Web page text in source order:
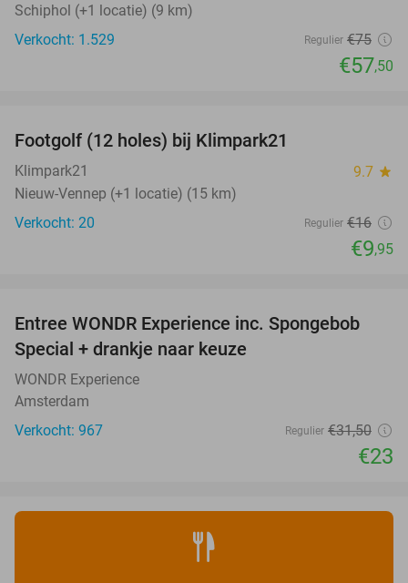
Schiphol (+1 locatie) (9 km)
Verkocht: 1.529
Regulier €75
€57,50
NEW
TODAY
Footgolf (12 holes) bij Klimpark21
Klimpark21 9.7 star
Nieuw-Vennep (+1 locatie) (15 km)
Verkocht: 20
Regulier €16
€9,95
27%
Entree WONDR Experience inc. Spongebob
Special + drankje naar keuze
WONDR Experience
Amsterdam
Verkocht: 967
Regulier €31,50
€23